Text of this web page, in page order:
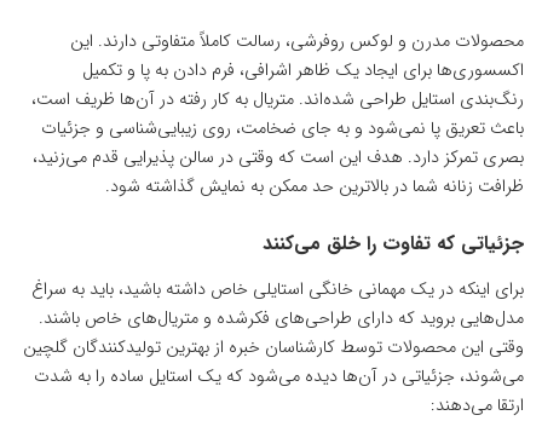
محصولات مدرن و لوکس روفرشی، رسالت کاملاً متفاوتی دارند. این
اکسسوری‌ها برای ایجاد یک ظاهر اشرافی، فرم دادن به پا و تکمیل
رنگ‌بندی استایل طراحی شده‌اند. متریال به کار رفته در آن‌ها ظریف است،
باعث تعریق پا نمی‌شود و به جای ضخامت، روی زیبایی‌شناسی و جزئیات
بصری تمرکز دارد. هدف این است که وقتی در سالن پذیرایی قدم می‌زنید،
ظرافت زنانه شما در بالاترین حد ممکن به نمایش گذاشته شود.
جزئیاتی که تفاوت را خلق می‌کنند
برای اینکه در یک مهمانی خانگی استایلی خاص داشته باشید، باید به سراغ
مدل‌هایی بروید که دارای طراحی‌های فکرشده و متریال‌های خاص باشند.
وقتی این محصولات توسط کارشناسان خبره از بهترین تولیدکنندگان گلچین
می‌شوند، جزئیاتی در آن‌ها دیده می‌شود که یک استایل ساده را به شدت
ارتقا می‌دهند: